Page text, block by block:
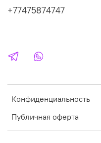
Конфиденциальность
Публичная оферта
+77475874747